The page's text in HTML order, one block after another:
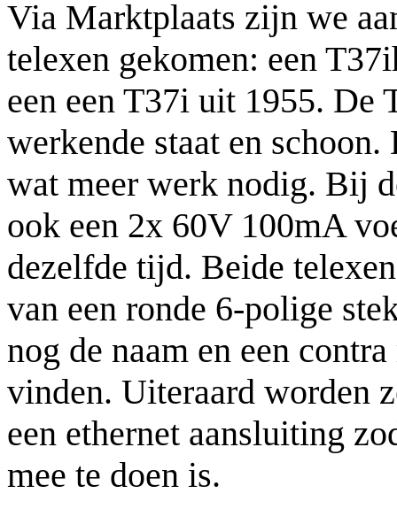
Via Marktplaats zijn we
telexen gekomen: een
een een T37i uit 1955. De
werkende staat en
wat meer werk nodig. Bij
ook een 2x 60V 100mA
dezelfde tijd. Beide
van een ronde 6-polige
nog de naam en een
vinden. Uiteraard worden
een ethernet aansluiting
mee te doen is.